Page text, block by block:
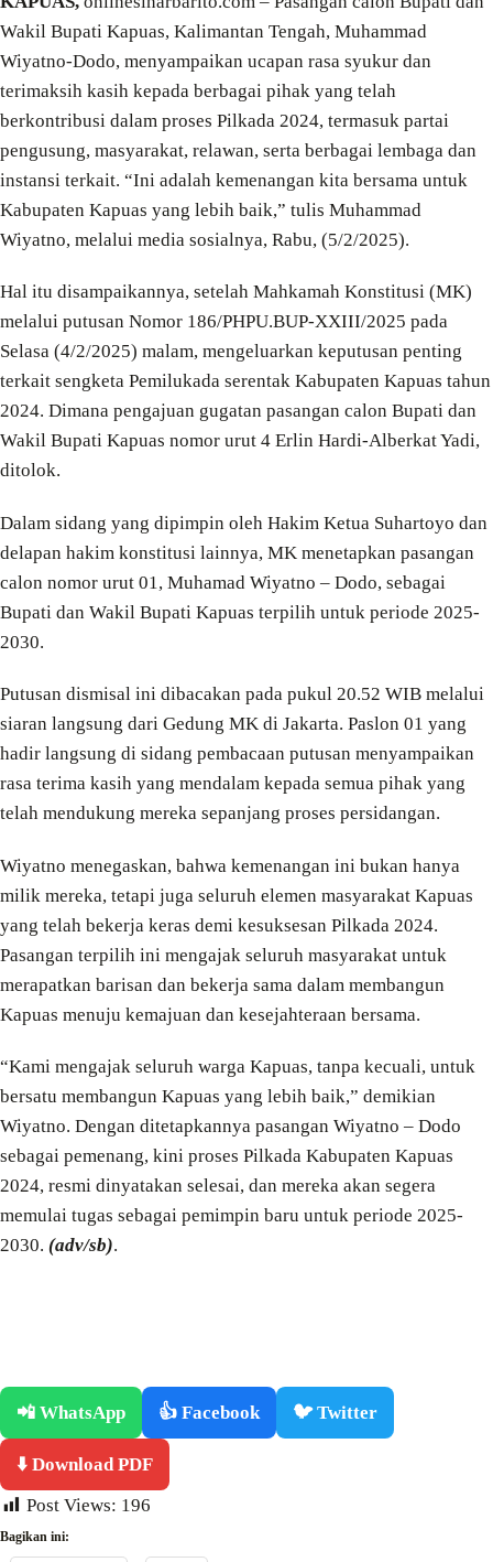
Wakil Bupati Kapuas, Kalimantan Tengah, Muhammad
Wiyatno-Dodo, menyampaikan ucapan rasa syukur dan
terimaksih kasih kepada berbagai pihak yang telah
berkontribusi dalam proses Pilkada 2024, termasuk partai
pengusung, masyarakat, relawan, serta berbagai lembaga dan
instansi terkait. “Ini adalah kemenangan kita bersama untuk
Kabupaten Kapuas yang lebih baik,” tulis Muhammad
Wiyatno, melalui media sosialnya, Rabu, (5/2/2025).
Hal itu disampaikannya, setelah Mahkamah Konstitusi (MK)
melalui putusan Nomor 186/PHPU.BUP-XXIII/2025 pada
Selasa (4/2/2025) malam, mengeluarkan keputusan penting
terkait sengketa Pemilukada serentak Kabupaten Kapuas tahun
2024. Dimana pengajuan gugatan pasangan calon Bupati dan
Wakil Bupati Kapuas nomor urut 4 Erlin Hardi-Alberkat Yadi,
ditolok.
Dalam sidang yang dipimpin oleh Hakim Ketua Suhartoyo dan
delapan hakim konstitusi lainnya, MK menetapkan pasangan
calon nomor urut 01, Muhamad Wiyatno – Dodo, sebagai
Bupati dan Wakil Bupati Kapuas terpilih untuk periode 2025-
2030.
Putusan dismisal ini dibacakan pada pukul 20.52 WIB melalui
siaran langsung dari Gedung MK di Jakarta. Paslon 01 yang
hadir langsung di sidang pembacaan putusan menyampaikan
rasa terima kasih yang mendalam kepada semua pihak yang
telah mendukung mereka sepanjang proses persidangan.
Wiyatno menegaskan, bahwa kemenangan ini bukan hanya
milik mereka, tetapi juga seluruh elemen masyarakat Kapuas
yang telah bekerja keras demi kesuksesan Pilkada 2024.
Pasangan terpilih ini mengajak seluruh masyarakat untuk
merapatkan barisan dan bekerja sama dalam membangun
Kapuas menuju kemajuan dan kesejahteraan bersama.
“Kami mengajak seluruh warga Kapuas, tanpa kecuali, untuk
bersatu membangun Kapuas yang lebih baik,” demikian
Wiyatno. Dengan ditetapkannya pasangan Wiyatno – Dodo
sebagai pemenang, kini proses Pilkada Kabupaten Kapuas
2024, resmi dinyatakan selesai, dan mereka akan segera
memulai tugas sebagai pemimpin baru untuk periode 2025-
2030. (adv/sb).
📲 WhatsApp 👍 Facebook 🐦 Twitter
⬇️ Download PDF
Post Views: 196
Bagikan ini: